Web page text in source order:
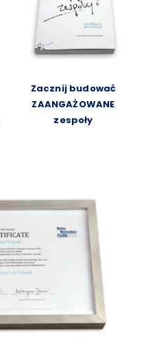
Zacznij budować
ZAANGAŻOWANE
zespoły